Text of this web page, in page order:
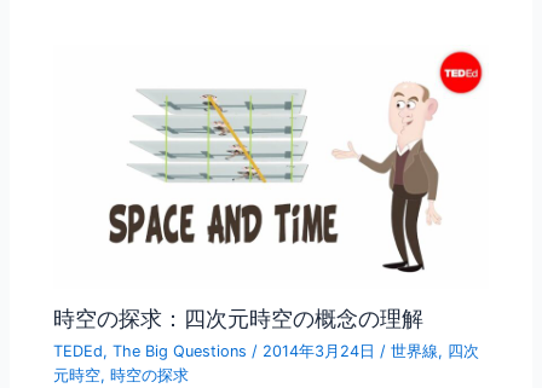
時空の探求：四次元時空の概念の理解
TEDEd,The Big Questions / 2014年3月24日 /世界線, 四次
元時空,時空の探求